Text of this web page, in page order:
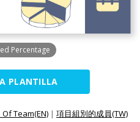
Percentage
PLANTILLA
Team(EN) | 項目組別的成員(TW)